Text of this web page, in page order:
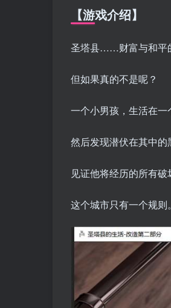
【游戏介绍】
圣塔县……财富与和平
但如果真的不是呢？
一个小男孩，生活在一
然后发现潜伏在其中的
见证他将经历的所有破
这个城市只有一个规则